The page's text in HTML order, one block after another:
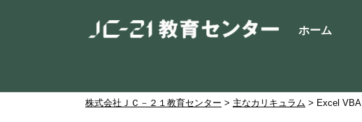
ホーム
株式会社ＪＣ－２１教育センター > 主なカリキュラム > Excel VBA